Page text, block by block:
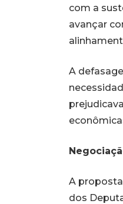
com a
avançar
A
A
dos